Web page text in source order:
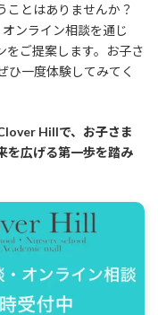
ことはありませんか？
ンライン相談を通じ
をご提案します。お子さ
ひ一度体験してみてく
Hillで、お子さま
を広げる第一歩を踏み